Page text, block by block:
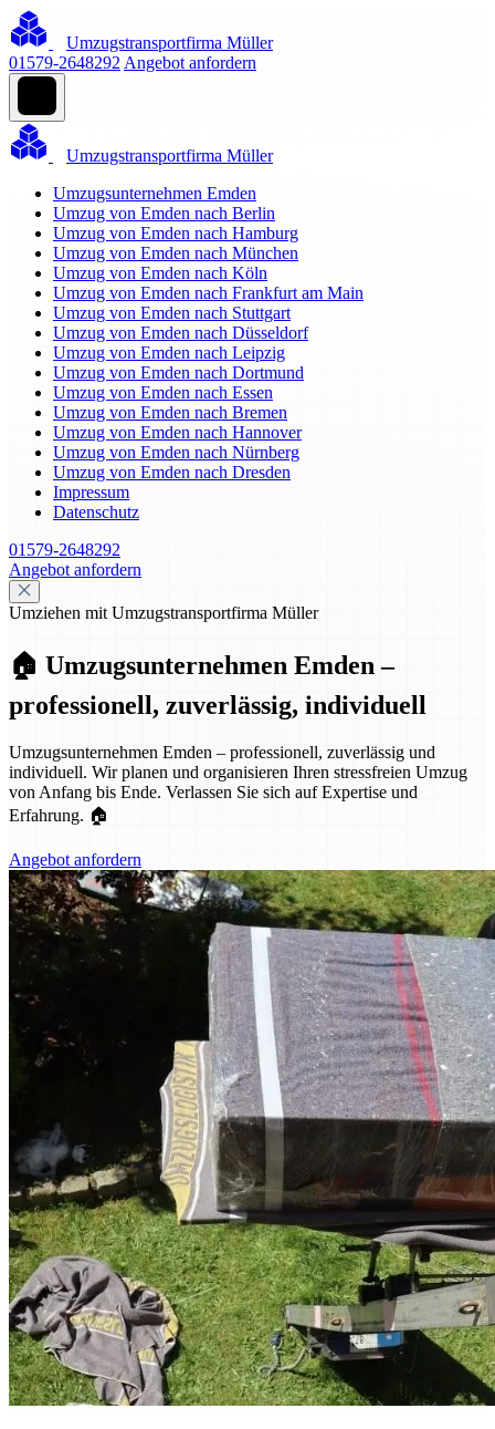
Umzugstransportfirma Müller
01579-2648292 Angebot anfordern
Umzugstransportfirma Müller
Umzugsunternehmen Emden
Umzug von Emden nach Berlin
Umzug von Emden nach Hamburg
Umzug von Emden nach München
Umzug von Emden nach Köln
Umzug von Emden nach Frankfurt am Main
Umzug von Emden nach Stuttgart
Umzug von Emden nach Düsseldorf
Umzug von Emden nach Leipzig
Umzug von Emden nach Dortmund
Umzug von Emden nach Essen
Umzug von Emden nach Bremen
Umzug von Emden nach Hannover
Umzug von Emden nach Nürnberg
Umzug von Emden nach Dresden
Impressum
Datenschutz
01579-2648292
Angebot anfordern
Umziehen mit Umzugstransportfirma Müller
🏠 Umzugsunternehmen Emden –
professionell, zuverlässig, individuell
Umzugsunternehmen Emden – professionell, zuverlässig und
individuell. Wir planen und organisieren Ihren stressfreien Umzug
von Anfang bis Ende. Verlassen Sie sich auf Expertise und
Erfahrung. 🏠
Angebot anfordern